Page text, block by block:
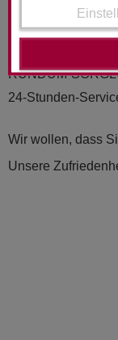
RUND­UM-
24-Stunden-
Wir wollen, dass
Unsere